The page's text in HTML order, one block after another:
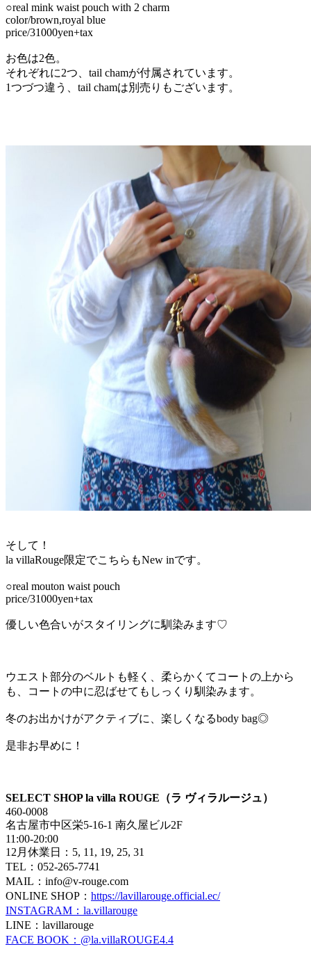
○real mink waist pouch with 2 charm
color/brown,royal blue
price/31000yen+tax
お色は2色。
それぞれに2つ、tail chamが付属されています。
1つづつ違う、tail chamは別売りもございます。
そして！
la villaRouge限定でこちらもNew inです。
○real mouton waist pouch
price/31000yen+tax
優しい色合いがスタイリングに馴染みます♡
ウエスト部分のベルトも軽く、柔らかくてコートの上から
も、コートの中に忍ばせてもしっくり馴染みます。
冬のお出かけがアクティブに、楽しくなるbody bag◎
是非お早めに！
SELECT SHOP la villa ROUGE（ラ ヴィラルージュ）
460-0008
名古屋市中区栄5-16-1 南久屋ビル2F
11:00-20:00
12月休業日：5, 11, 19, 25, 31
TEL：052-265-7741
MAIL：info@v-rouge.com
ONLINE SHOP： https://lavillarouge.official.ec/
INSTAGRAM：la.villarouge
LINE：lavillarouge
FACE BOOK：@la.villaROUGE4.4